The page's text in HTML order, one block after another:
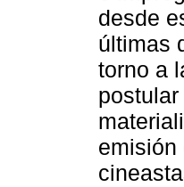
desde
últimas
torno a
emisión